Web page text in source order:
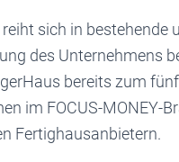
sich in bestehende
des Unternehmens
bereits zum
im FOCUS-MONEY-
Fertighausanbietern.